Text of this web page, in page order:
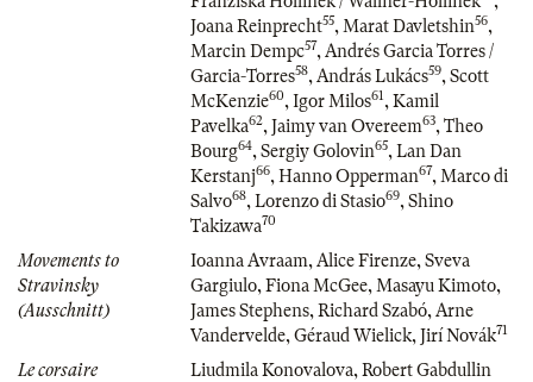
Joana Reinprecht55, Marat Davletshin56,
Marcin Dempc57, Andrés Garcia Torres /
Garcia-Torres58, András Lukács59, Scott
McKenzie60, Igor Milos61, Kamil
Pavelka62, Jaimy van Overeem63, Theo
Bourg64, Sergiy Golovin65, Lan Dan
Kerstanj66, Hanno Opperman67, Marco di
Salvo68, Lorenzo di Stasio69, Shino
Takizawa70
Movements to
Stravinsky
(Ausschnitt)
Ioanna Avraam, Alice Firenze, Sveva
Gargiulo, Fiona McGee, Masayu Kimoto,
James Stephens, Richard Szabó, Arne
Vandervelde, Géraud Wielick, Jirí Novák71
Le corsaire
Liudmila Konovalova, Robert Gabdullin